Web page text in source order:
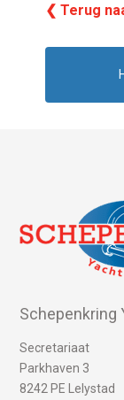
❮ Terug
Schepenkring
Secretariaat
Parkhaven 3
8242 PE Lelystad